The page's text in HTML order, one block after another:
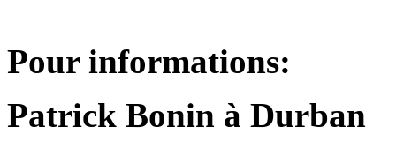
Pour informations:
Patrick Bonin à Durban